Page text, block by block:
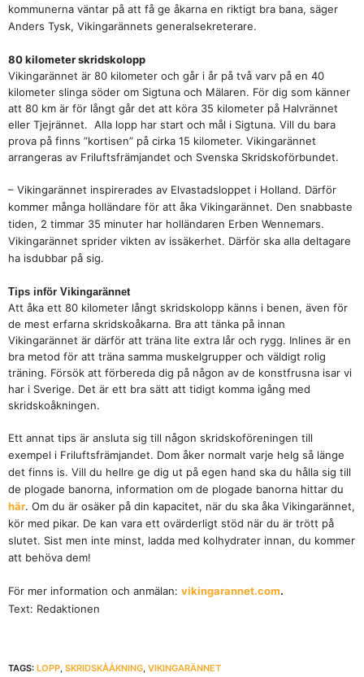
kommunerna väntar på att få ge åkarna en riktigt bra bana, säger
Anders Tysk, Vikingarännets generalsekreterare.
80 kilometer skridskolopp
Vikingarännet är 80 kilometer och går i år på två varv på en 40
kilometer slinga söder om Sigtuna och Mälaren. För dig som känner
att 80 km är för långt går det att köra 35 kilometer på Halvrännet
eller Tjejrännet. Alla lopp har start och mål i Sigtuna. Vill du bara
prova på finns ”kortisen” på cirka 15 kilometer. Vikingarännet
arrangeras av Friluftsfrämjandet och Svenska Skridskoförbundet.
– Vikingarännet inspirerades av Elvastadsloppet i Holland. Därför
kommer många holländare för att åka Vikingarännet. Den snabbaste
tiden, 2 timmar 35 minuter har holländaren Erben Wennemars.
Vikingarännet sprider vikten av issäkerhet. Därför ska alla deltagare
ha isdubbar på sig.
Tips inför Vikingarännet
Att åka ett 80 kilometer långt skridskolopp känns i benen, även för
de mest erfarna skridskoåkarna. Bra att tänka på innan
Vikingarännet är därför att träna lite extra lår och rygg. Inlines är en
bra metod för att träna samma muskelgrupper och väldigt rolig
träning. Försök att förbereda dig på någon av de konstfrusna isar vi
har i Sverige. Det är ett bra sätt att tidigt komma igång med
skridskoåkningen.
Ett annat tips är ansluta sig till någon skridskoföreningen till
exempel i Friluftsfrämjandet. Dom åker normalt varje helg så länge
det finns is. Vill du hellre ge dig ut på egen hand ska du hålla sig till
de plogade banorna, information om de plogade banorna hittar du
här. Om du är osäker på din kapacitet, när du ska åka Vikingarännet,
kör med pikar. De kan vara ett ovärderligt stöd när du är trött på
slutet. Sist men inte minst, ladda med kolhydrater innan, du kommer
att behöva dem!
För mer information och anmälan: vikingarannet.com.
Text: Redaktionen
TAGS: LOPP, SKRIDSKÅÅKNING, VIKINGARÄNNET